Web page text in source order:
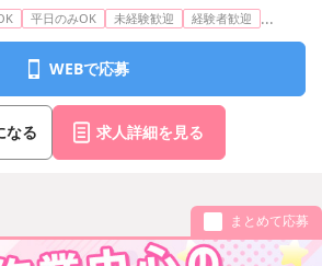
平日のみOK 未経験歓迎 経験者歓迎 ...
WEBで応募
なる 求人詳細を見る
まとめて応募